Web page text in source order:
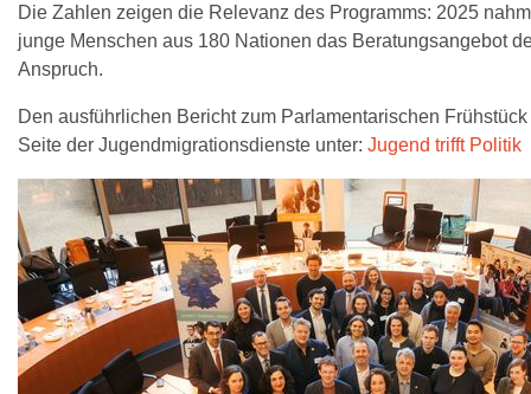
Die Zahlen zeigen die Relevanz des Programms: 2025
junge Menschen aus 180 Nationen das Beratungsangebot
Anspruch.
Den ausführlichen Bericht zum Parlamentarischen
Seite der Jugendmigrationsdienste unter: Jugend trifft Politik